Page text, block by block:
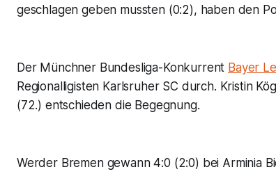
geschlagen geben mussten (0:2), haben den
Der Münchner Bundesliga-Konkurrent Bayer
Regionalligisten Karlsruher SC durch. Kristin
(72.) entschieden die Begegnung.
Werder Bremen gewann 4:0 (2:0) bei Arminia